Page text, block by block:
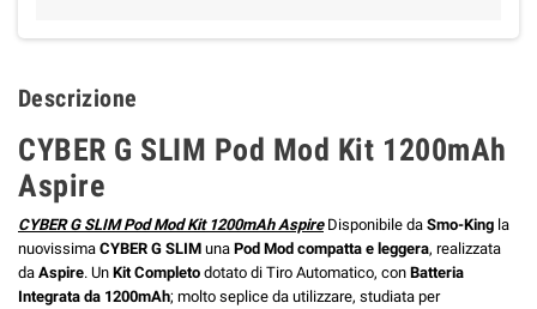
Descrizione
CYBER G SLIM Pod Mod Kit 1200mAh
Aspire
CYBER G SLIM Pod Mod Kit 1200mAh AspireDisponibile da Smo-King la
nuovissima CYBER G SLIM una Pod Mod compatta e leggera, realizzata
da Aspire. Un Kit Completo dotato di Tiro Automatico, con Batteria
Integrata da 1200mAh; molto seplice da utilizzare, studiata per